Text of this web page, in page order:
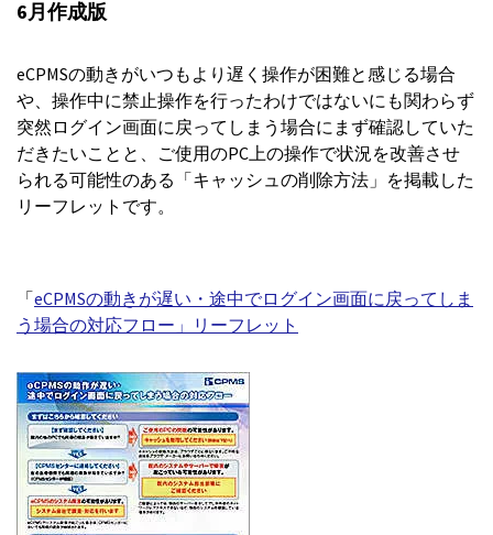
6月作成版
eCPMSの動きがいつもより遅く操作が困難と感じる場合
や、操作中に禁止操作を行ったわけではないにも関わらず
突然ログイン画面に戻ってしまう場合にまず確認していた
だきたいことと、ご使用のPC上の操作で状況を改善させ
られる可能性のある「キャッシュの削除方法」を掲載した
リーフレットです。
「eCPMSの動きが遅い・途中でログイン画面に戻ってしま
う場合の対応フロー」リーフレット